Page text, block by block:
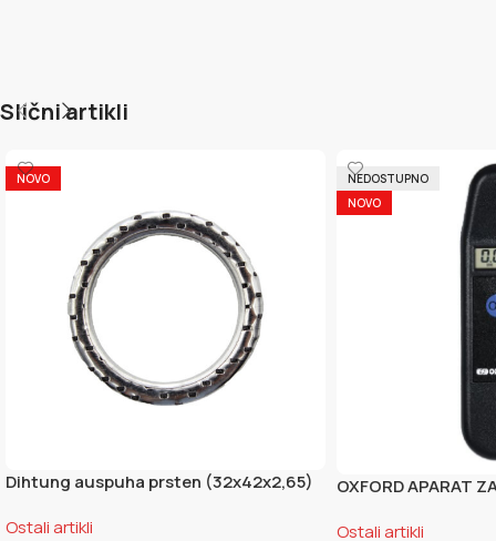
Slični artikli
NOVO
Dihtung auspuha prsten (32x42x2,65)
Ostali artikli
NEDOSTUPNO
NOVO
OXFORD APARAT
Ostali artikli